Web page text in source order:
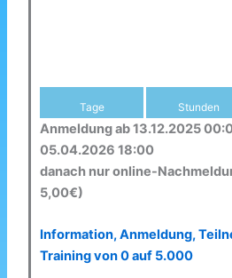
Tage Stunden
Anmeldung ab 13.12.2025
05.04.2026 18:00
danach nur online-
5,00€)
Information, Anmeldung,
Training von 0 auf 5.000